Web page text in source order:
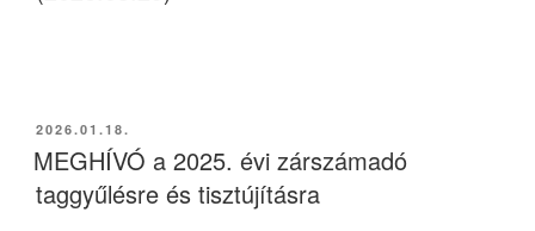
2026.01.18.
MEGHÍVÓ a 2025. évi zárszámadó
taggyűlésre és tisztújításra